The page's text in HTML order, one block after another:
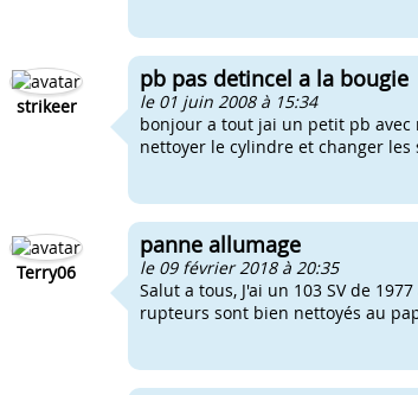
strikeer
pb pas detincel a la bougie
le 01 juin 2008 à 15:34
bonjour a tout jai un petit pb avec
nettoyer le cylindre et changer
Terry06
panne allumage
le 09 février 2018 à 20:35
Salut a tous, J'ai un 103 SV de
rupteurs sont bien nettoyés au